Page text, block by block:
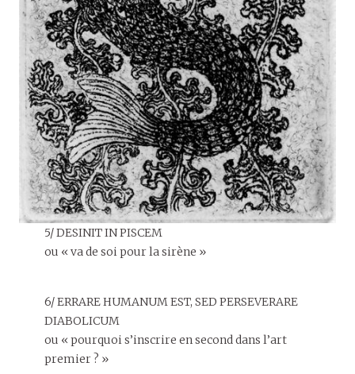
5/ DESINIT IN PISCEM
ou « va de soi pour la sirène »
6/ ERRARE HUMANUM EST, SED PERSEVERARE
DIABOLICUM
ou « pourquoi s’inscrire en second dans l’art
premier ? »